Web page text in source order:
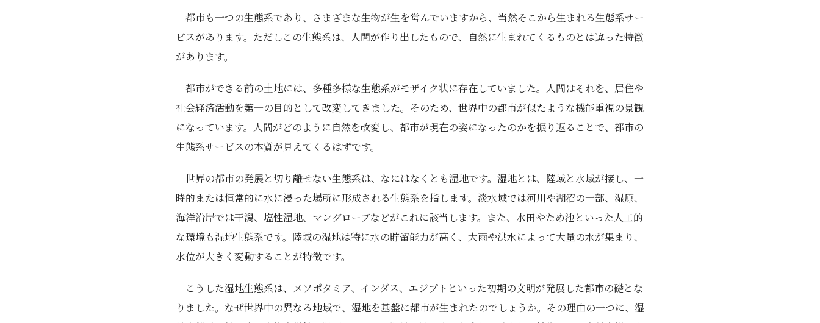
都市も一つの生態系であり、さまざまな生物が生を営んでいますから、当然そこから生まれる生態系サー
ビスがあります。ただしこの生態系は、人間が作り出したもので、自然に生まれてくるものとは違った特徴
があります。
都市ができる前の土地には、多種多様な生態系がモザイク状に存在していました。人間はそれを、居住や
社会経済活動を第一の目的として改変してきました。そのため、世界中の都市が似たような機能重視の景観
になっています。人間がどのように自然を改変し、都市が現在の姿になったのかを振り返ることで、都市の
生態系サービスの本質が見えてくるはずです。
世界の都市の発展と切り離せない生態系は、なにはなくとも湿地です。湿地とは、陸域と水域が接し、一
時的または恒常的に水に浸った場所に形成される生態系を指します。淡水域では河川や湖沼の一部、湿原、
海洋沿岸では干潟、塩性湿地、マングローブなどがこれに該当します。また、水田やため池といった人工的
な環境も湿地生態系です。陸域の湿地は特に水の貯留能力が高く、大雨や洪水によって大量の水が集まり、
水位が大きく変動することが特徴です。
こうした湿地生態系は、メソポタミア、インダス、エジプトといった初期の文明が発展した都市の礎とな
りました。なぜ世界中の異なる地域で、湿地を基盤に都市が生まれたのでしょうか。その理由の一つに、湿